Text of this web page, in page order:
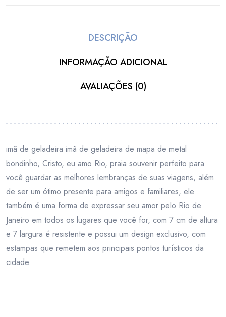
DESCRIÇÃO
INFORMAÇÃO ADICIONAL
AVALIAÇÕES (0)
imã de geladeira imã de geladeira de mapa de metal
bondinho, Cristo, eu amo Rio, praia souvenir perfeito para
você guardar as melhores lembranças de suas viagens, além
de ser um ótimo presente para amigos e familiares, ele
também é uma forma de expressar seu amor pelo Rio de
Janeiro em todos os lugares que você for, com 7 cm de altura
e 7 largura é resistente e possui um design exclusivo, com
estampas que remetem aos principais pontos turísticos da
cidade.